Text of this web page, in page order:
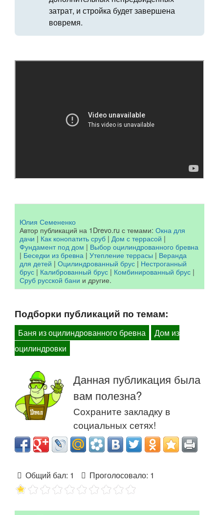
затрат, и стройка будет завершена
вовремя.
Юлия Семененко
Автор публикаций на 1Drevo.ru с темами: Окна для
дачи | Как конопатить сруб | Дом с террасой |
Фундамент под дом | Выбор оцилиндрованного бревна
| Беседки из бревна | Утепление террасы | Веранда
для детей | Оцилиндрованный брус | Нестроганный
брус | Калиброванный брус | Комбинированный брус |
Сруб русской бани и другие.
Подборки публикаций по темам:
Баня из оцилиндрованного бревна
Дом из
оцилиндровки
Данная публикация была
вам полезна?
Сохраните закладку в
социальных сетях!
Общий бал: 1 Проголосовало: 1